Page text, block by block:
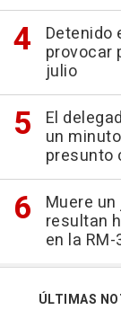
Detenido
provocar
julio
El
un
presunto
Muere
resultan
en la
ÚLTIMAS